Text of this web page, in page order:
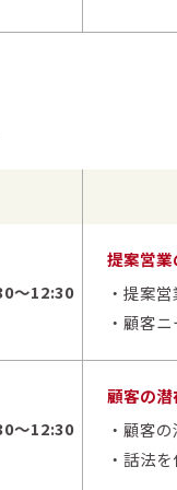
～12:30
提案営
・提案
・顧客
～12:30
顧客の
・顧客
・話法